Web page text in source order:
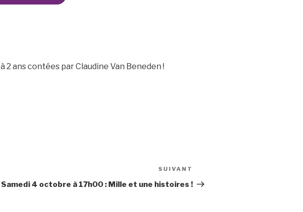
ans contées par Claudine Van Beneden !
suivant
SUIVANT
Samedi 4 octobre à 17h00 : Mille et une histoires !